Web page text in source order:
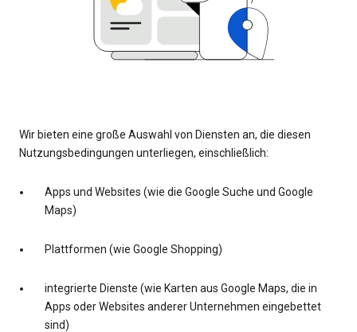
Wir bieten eine große Auswahl von Diensten an, die diesen
Nutzungsbedingungen unterliegen, einschließlich:
Apps und Websites (wie die Google Suche und Google
Maps)
Plattformen (wie Google Shopping)
integrierte Dienste (wie Karten aus Google Maps, die in
Apps oder Websites anderer Unternehmen eingebettet
sind)